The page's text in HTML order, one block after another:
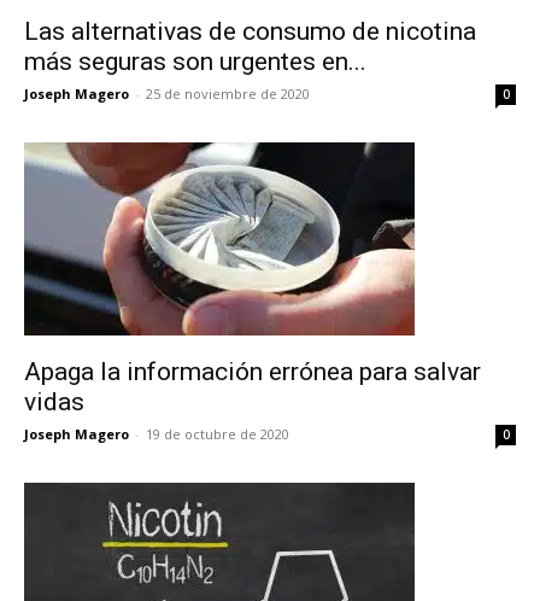
Las alternativas de consumo de nicotina
más seguras son urgentes en...
Joseph Magero - 25 de noviembre de 2020 0
Apaga la información errónea para salvar
vidas
Joseph Magero - 19 de octubre de 2020 0